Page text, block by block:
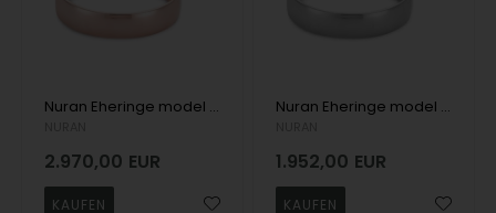
Nuran Eheringe model A4077-14R
2.970,00 EUR
Nuran Eheringe model A4077-9H
1.952,00 EUR